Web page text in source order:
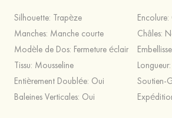
Silhouette: Trapèze Encolure:
Manches: Manche courte Châles:
Modèle de Dos: Fermeture éclair
Tissu: Mousseline Longueur:
Entièrement Doublée: Oui Soutien-
Baleines Verticales: Oui